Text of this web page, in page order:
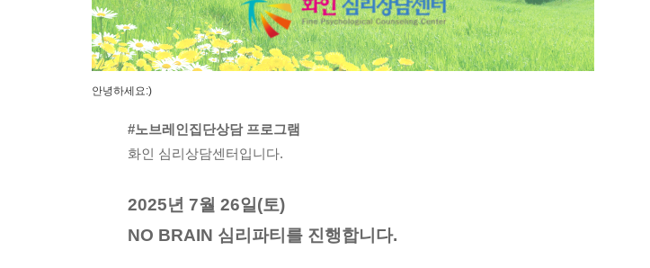
안녕하세요:)
#노브레인집단상담프로그램
화인 심리상담센터입니다.
2025년 7월 26일(토)
NO BRAIN 심리파티를 진행합니다.